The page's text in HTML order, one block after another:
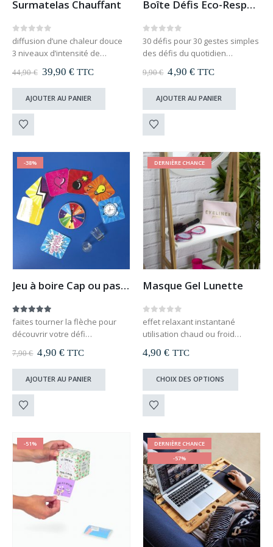
Surmatelas Chauffant
0out of 5
diffusion d’une chaleur douce
3 niveaux d’intensité de
arrêt automatique au bout de 3
heures
dimensions : 80 x 150 cm,
compatible avec lit 90 x 190/200
cm
44,90€ Le
initial
était :
44,90 €.
39,90€Le
actuel
est :
39,90 €.
TTC
AJOUTER AU PANIER
Boîte Défis Eco-Responsable
0out of 5
30 défis pour 30 gestes simples
des défis du quotidien
9,90€ Le
initial
était :
9,90 €.
4,90 €Le
actuel
est :
4,90 €.
TTC
AJOUTER AU PANIER
-38%
Jeu à boire Cap ou pas Cap
5.00 out of 5
faites tourner la flèche pour
découvrir votre défi
60 cartes de défis et questions
insolites
livré avec deux shooters
7,90€ Le
initial
était :
7,90 €.
4,90 €Le
actuel
est :
4,90 €.
TTC
AJOUTER AU PANIER
DERNIÈRE CHANCE
Masque Gel Lunette
0out of 5
effet relaxant instantané
utilisation chaud ou froid
yeux
4,90€ TTC
CHOIX DES OPTIONS
plusieurs
Les
options
peuvent
être
choisies
sur
la
page
du
-51%
DERNIÈRE CHANCE
-57%